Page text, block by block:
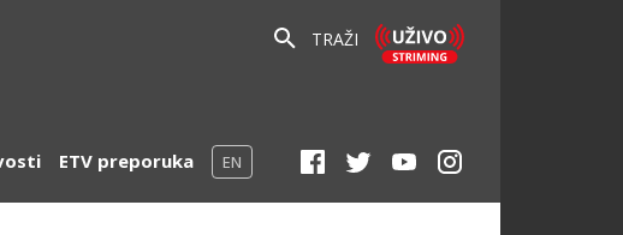
TRAŽI
ETV preporuka EN